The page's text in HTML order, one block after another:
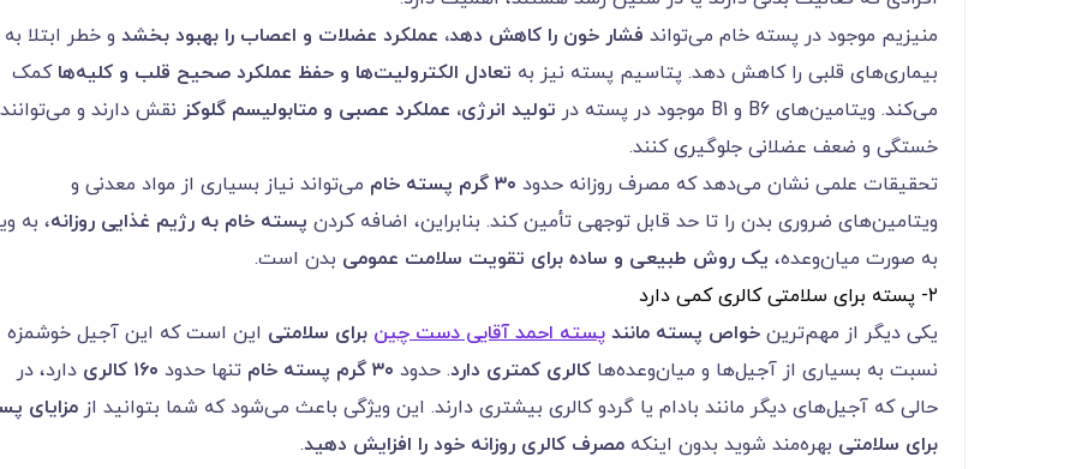
منیزیم موجود در پسته خام می‌تواند فشار خون را کاهش دهد، عملکرد عضلات و اعصاب را بهبود بخشدو خطر ابتلا به
بیماری‌های قلبی را کاهش دهد. پتاسیم پسته نیز به تعادل الکترولیت‌ها و حفظ عملکرد صحیح قلب و کلیه‌ها کمک
می‌کند. ویتامین‌های B6 و B1 موجود در پسته در
تولید انرژی، عملکرد عصبی و متابولیسم گلوکز نقش دارند و
خستگی و ضعف عضلانی جلوگیری کنند.
تحقیقات علمی نشان می‌دهد که مصرف روزانه حدود ۳۰ گرم پسته خام می‌تواند نیاز بسیاری از مواد معدنی و
ویتامین‌های ضروری بدن را تا حد قابل توجهی تأمین کند. بنابراین، اضافه کردن پسته خام به رژیم غذایی روزانه، به
به صورت میان‌وعده، یک روش طبیعی و ساده برای تقویت سلامت عمومی بدن است.
۲- پسته برای سلامتی کالری کمی دارد
یکی دیگر از مهم‌ترین خواص پسته مانند پسته احمد آقایی دست چین برای سلامتی این است که این آجیل خوشمزه
نسبت به بسیاری از آجیل‌ها و میان‌وعده‌ها کالری کمتری دارد. حدود ۳۰ گرم پسته خام تنها حدود ۱۶۰ کالری دارد، در
حالی که آجیل‌های دیگر مانند بادام یا گردو کالری بیشتری دارند. این ویژگی باعث می‌شود که شما بتوانید از مزایای
برای سلامتی بهره‌مند شوید بدون اینکه مصرف کالری روزانه خود را افزایش دهید.